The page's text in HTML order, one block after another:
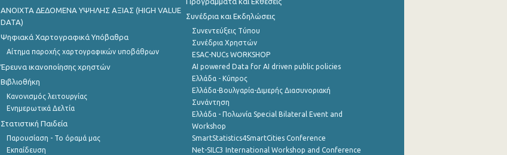
ANOIXTA ΔΕΔΟΜΕΝΑ ΥΨΗΛΗΣ ΑΞΙΑΣ (HIGH VALUE
DATA)
Ψηφιακά Χαρτογραφικά Υπόβαθρα
Αίτημα παροχής χαρτογραφικών υποβάθρων
Έρευνα ικανοποίησης χρηστών
Βιβλιοθήκη
Κανονισμός λειτουργίας
Ενημερωτικά Δελτία
Στατιστική Παιδεία
Παρουσίαση - Το όραμά μας
Εκπαίδευση
Συνέδρια και Εκδηλώσεις
Συνεντεύξεις Τύπου
Συνέδρια Χρηστών
ESAC-NUCs WORKSHOP
AI powered Data for AI driven public policies
Ελλάδα - Κύπρος
Ελλάδα-Βουλγαρία-Διμερής Διασυνοριακή
Συνάντηση
Ελλάδα - Πολωνία Special Bilateral Event and
Workshop
SmartStatistics4SmartCities Conference
Net-SILC3 International Workshop and Conference